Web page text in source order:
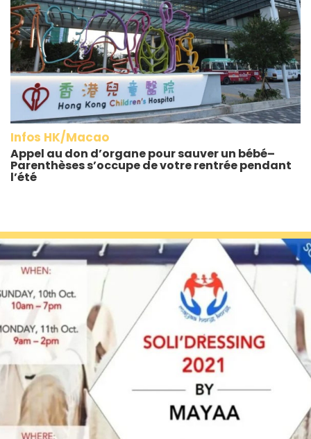
Infos HK/Macao
Appel au don d’organe pour sauver un bébé–
Parenthèses s’occupe de votre rentrée pendant
l’été